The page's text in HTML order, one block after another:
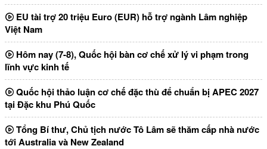
EU tài trợ 20 triệu Euro (EUR) hỗ trợ ngành Lâm nghiệp
Việt Nam
Hôm nay (7-8), Quốc hội bàn cơ chế xử lý vi phạm trong
lĩnh vực kinh tế
Quốc hội thảo luận cơ chế đặc thù để chuẩn bị APEC 2027
tại Đặc khu Phú Quốc
Tổng Bí thư, Chủ tịch nước Tô Lâm sẽ thăm cấp nhà nước
tới Australia và New Zealand